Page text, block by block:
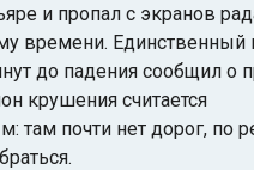
и пропал с экранов
времени. Единственный
до падения сообщил о
крушения считается
там почти нет дорог, по